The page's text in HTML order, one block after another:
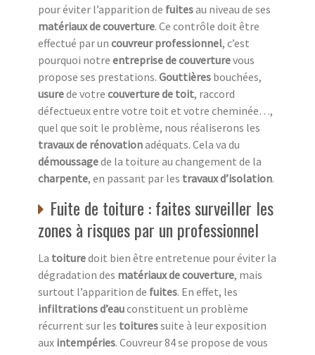
pour éviter l’apparition de fuitesau niveau de ses
matériaux de couverture. Ce contrôle doit être
effectué par un couvreur professionnel, c’est
pourquoi notre entreprise de couverturevous
propose ses prestations. Gouttières bouchées,
usurede votre couverture de toit, raccord
défectueux entre votre toit et votre cheminée…,
quel que soit le problème, nous réaliserons les
travaux de rénovationadéquats. Cela va du
démoussagede la toiture au changement de la
charpente, en passant par les travaux d’isolation.
Fuite de toiture : faites surveiller les
zones à risques par un professionnel
La toituredoit bien être entretenue pour éviter la
dégradation des matériaux de couverture, mais
surtout l’apparition de fuites. En effet, les
infiltrations d’eauconstituent un problème
récurrent sur les toituressuite à leur exposition
aux intempéries. Couvreur 84 se propose de vous